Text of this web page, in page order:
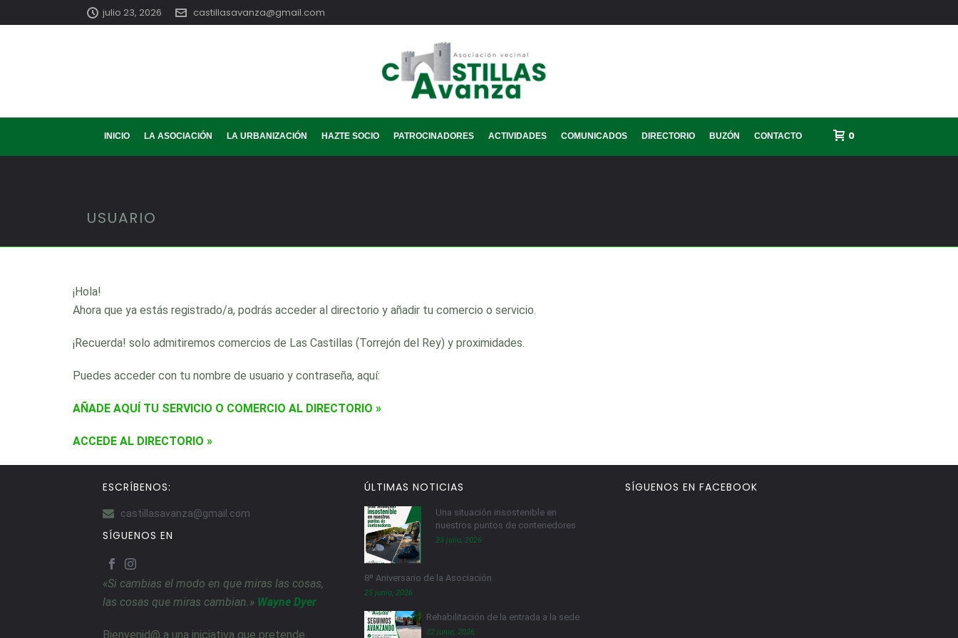
julio 23, 2026 castillasavanza@gmail.com
INICIO LA ASOCIACIÓN LA URBANIZACIÓN HAZTE SOCIO PATROCINADORES ACTIVIDADES COMUNICADOS DIRECTORIO BUZÓN CONTACTO 0
USUARIO
¡Hola!
Ahora que ya estás registrado/a, podrás acceder al directorio y añadir tu comercio o servicio.
¡Recuerda! solo admitiremos comercios de Las Castillas (Torrejón del Rey) y proximidades.
Puedes acceder con tu nombre de usuario y contraseña, aquí:
AÑADE AQUÍ TU SERVICIO O COMERCIO AL DIRECTORIO »
ACCEDE AL DIRECTORIO »
ESCRÍBENOS:
castillasavanza@gmail.com
SÍGUENOS EN
«Si cambias el modo en que miras las cosas,
las cosas que miras cambian.» Wayne Dyer
Bienvenid@ a una iniciativa que pretende
ÚLTIMAS NOTICIAS
Una situación insostenible en
nuestros puntos de contenedores
23 julio, 2026
8º Aniversario de la Asociación
25 junio, 2026
Rehabilitación de la entrada a la sede
22 junio, 2026
SÍGUENOS EN FACEBOOK